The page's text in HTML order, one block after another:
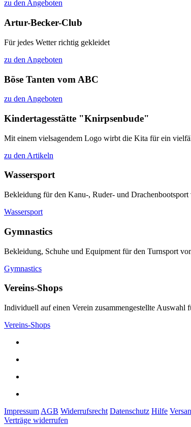
zu den Angeboten
Artur-Becker-Club
Für jedes Wetter richtig gekleidet
zu den Angeboten
Böse Tanten vom ABC
zu den Angeboten
Kindertagesstätte "Knirpsenbude"
Mit einem vielsagendem Logo wirbt die Kita für ein
zu den Artikeln
Wassersport
Bekleidung für den Kanu-, Ruder- und
Wassersport
Gymnastics
Bekleidung, Schuhe und Equipment für den Turnsport
Gymnastics
Vereins-Shops
Individuell auf einen Verein zusammengestellte Auswahl
Vereins-Shops
Impressum AGB Widerrufsrecht Datenschutz Hilfe
Verträge widerrufen